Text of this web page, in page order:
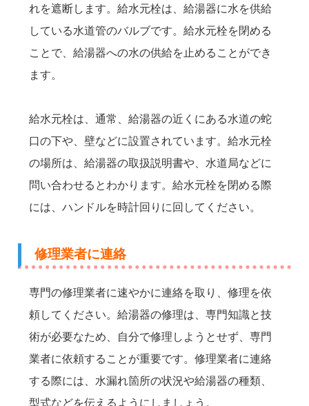
れを遮断します。給水元栓は、給湯器に水を供給
している水道管のバルブです。給水元栓を閉める
ことで、給湯器への水の供給を止めることができ
ます。
給水元栓は、通常、給湯器の近くにある水道の蛇
口の下や、壁などに設置されています。給水元栓
の場所は、給湯器の取扱説明書や、水道局などに
問い合わせるとわかります。給水元栓を閉める際
には、ハンドルを時計回りに回してください。
修理業者に連絡
専門の修理業者に速やかに連絡を取り、修理を依
頼してください。給湯器の修理は、専門知識と技
術が必要なため、自分で修理しようとせず、専門
業者に依頼することが重要です。修理業者に連絡
する際には、水漏れ箇所の状況や給湯器の種類、
型式などを伝えるようにしましょう。